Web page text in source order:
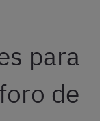
para
de